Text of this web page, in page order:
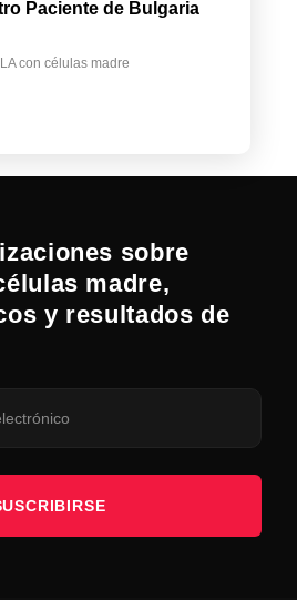
Paciente de Bulgaria
con células madre
sobre
madre,
y resultados de